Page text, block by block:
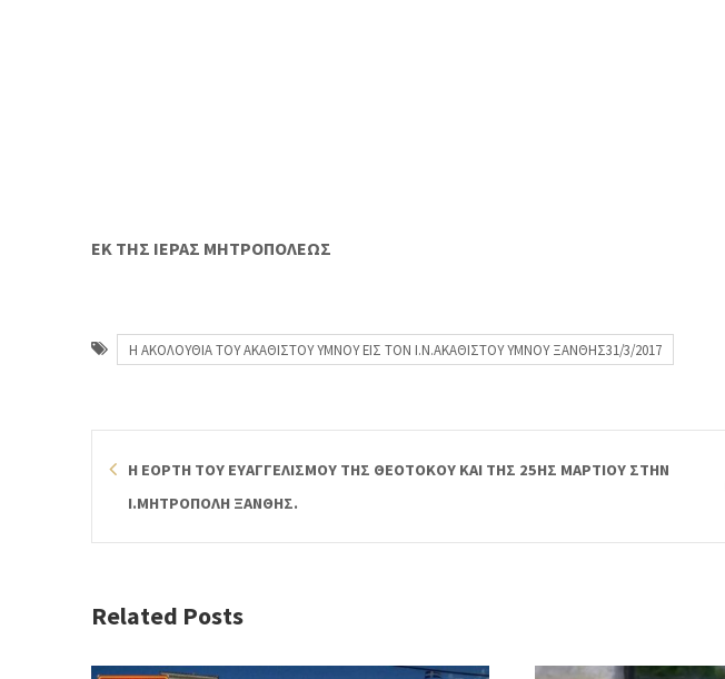
ΕΚ ΤΗΣ ΙΕΡΑΣ ΜΗΤΡΟΠΟΛΕΩΣ
Η ΑΚΟΛΟΥΘΙΑ ΤΟΥ ΑΚΑΘΙΣΤΟΥ ΥΜΝΟΥ ΕΙΣ ΤΟΝ Ι.Ν.ΑΚΑΘΙΣΤΟΥ ΥΜΝΟΥ ΞΑΝΘΗΣ31/3/2017
Η ΕΟΡΤΗ ΤΟΥ ΕΥΑΓΓΕΛΙΣΜΟΥ ΤΗΣ ΘΕΟΤΟΚΟΥ ΚΑΙ ΤΗΣ 25ΗΣ ΜΑΡΤΙΟΥ ΣΤΗΝ
Ι.ΜΗΤΡΟΠΟΛΗ ΞΑΝΘΗΣ.
Related Posts